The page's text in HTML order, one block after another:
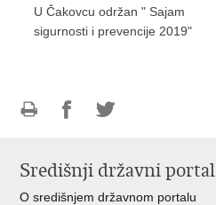
U Čakovcu održan " Sajam
sigurnosti i prevencije 2019"
FacebookuTwitteru
Središnji državni portal
O središnjem državnom portalu